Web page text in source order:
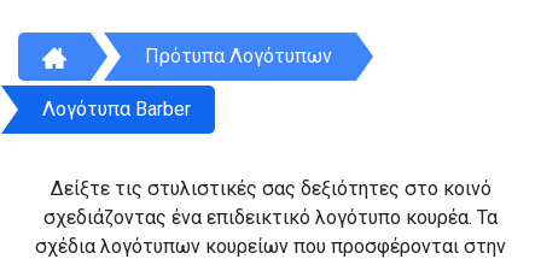
Πρότυπα Λογότυπων
Λογότυπα Barber
Δείξτε τις στυλιστικές σας δεξιότητες στο κοινό
σχεδιάζοντας ένα επιδεικτικό λογότυπο κουρέα. Τα
σχέδια λογότυπων κουρείων που προσφέρονται στην